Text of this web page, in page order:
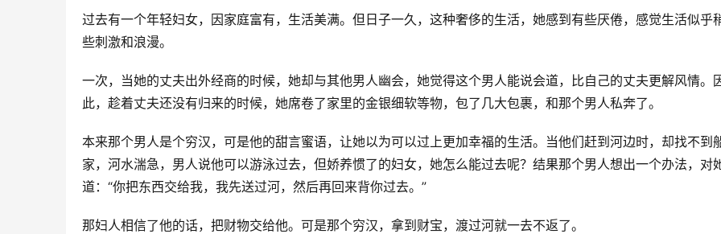
过去有一个年轻妇女，因家庭富有，生活美满。但日子一久，这种奢侈的生活，她感到有些厌倦，感觉生活似乎
些刺激和浪漫。
一次，当她的丈夫出外经商的时候，她却与其他男人幽会，她觉得这个男人能说会道，比自己的丈夫更解风情。
此，趁着丈夫还没有归来的时候，她席卷了家里的金银细软等物，包了几大包裹，和那个男人私奔了。
本来那个男人是个穷汉，可是他的甜言蜜语，让她以为可以过上更加幸福的生活。当他们赶到河边时，却找不到
家，河水湍急，男人说他可以游泳过去，但娇养惯了的妇女，她怎么能过去呢？结果那个男人想出一个办法，对
道：“你把东西交给我，我先送过河，然后再回来背你过去。”
那妇人相信了他的话，把财物交给他。可是那个穷汉，拿到财宝，渡过河就一去不返了。